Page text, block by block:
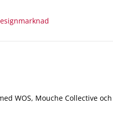
WOS, Mouche Collective